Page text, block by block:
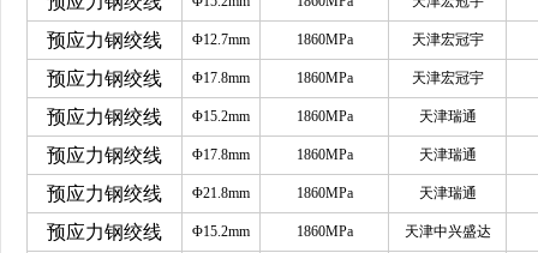
预应力钢绞线 Φ12.7mm 1860MPa 天津宏冠宇
预应力钢绞线 Φ17.8mm 1860MPa 天津宏冠宇
预应力钢绞线 Φ15.2mm 1860MPa 天津瑞通
预应力钢绞线 Φ17.8mm 1860MPa 天津瑞通
预应力钢绞线 Φ21.8mm 1860MPa 天津瑞通
预应力钢绞线 Φ15.2mm 1860MPa 天津中兴盛达